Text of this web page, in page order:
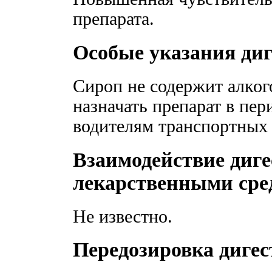
препарата.
Особые указания
Сироп не содержит
назначать препарат в
водителям транспортных
Взаимодействие
лекарственными
Не известно.
Передозировка